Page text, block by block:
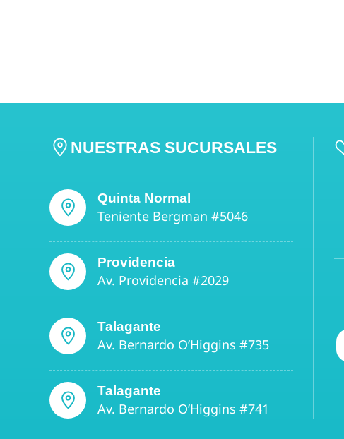
NUESTRAS SUCURSALES
Quinta Normal
Teniente Bergman #5046
Providencia
Av. Providencia #2029
Talagante
Av. Bernardo O’Higgins #735
Talagante
Av. Bernardo O’Higgins #741